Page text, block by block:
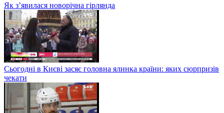
Як з’явилася новорічна гірлянда
Сьогодні в Києві засяє головна ялинка країни: яких сюрпризів
чекати